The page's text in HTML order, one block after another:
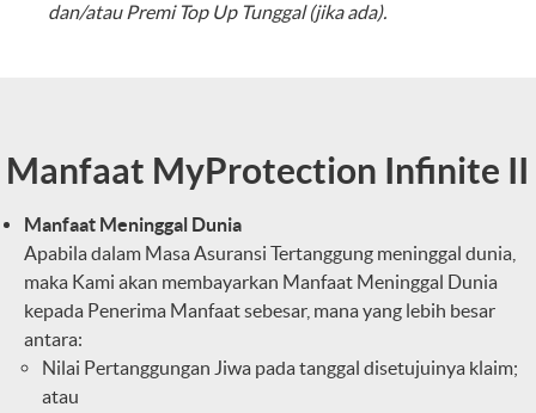
dan/atau Premi Top Up Tunggal (jika ada).
Manfaat MyProtection Infinite II
Manfaat Meninggal Dunia
Apabila dalam Masa Asuransi Tertanggung meninggal dunia,
maka Kami akan membayarkan Manfaat Meninggal Dunia
kepada Penerima Manfaat sebesar, mana yang lebih besar
antara:
Nilai Pertanggungan Jiwa pada tanggal disetujuinya klaim;
atau